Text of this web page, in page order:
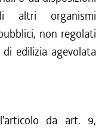
altri organismi
non regolati
edilizia agevolata
da art. 9,